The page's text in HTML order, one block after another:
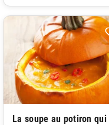
La soupe au potiron qui